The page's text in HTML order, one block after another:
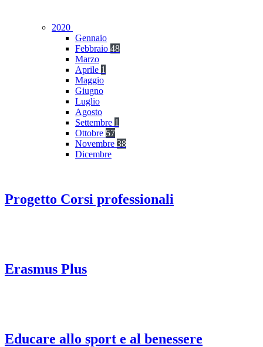
2020
Gennaio
Febbraio 48
Marzo
Aprile 1
Maggio
Giugno
Luglio
Agosto
Settembre 1
Ottobre 57
Novembre 38
Dicembre
Progetto Corsi professionali
Erasmus Plus
Educare allo sport e al benessere